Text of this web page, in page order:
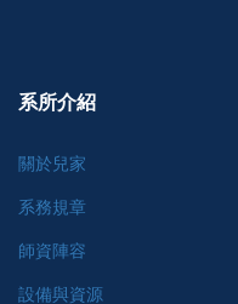
系所介紹
關於兒家
系務規章
師資陣容
設備與資源